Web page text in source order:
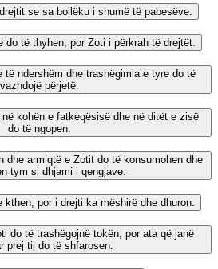
se sa bollëku i shumë të pabesëve.
do të thyhen, por Zoti i përkrah të drejtët.
të ndershëm dhe trashëgimia e tyre do të
vazhdojë përjetë.
kohën e fatkeqësisë dhe në ditët e zisë
do të ngopen.
dhe armiqtë e Zotit do të konsumohen dhe
tym si dhjami i qengjave.
kthen, por i drejti ka mëshirë dhe dhuron.
do të trashëgojnë tokën, por ata që janë
prej tij do të shfarosen.